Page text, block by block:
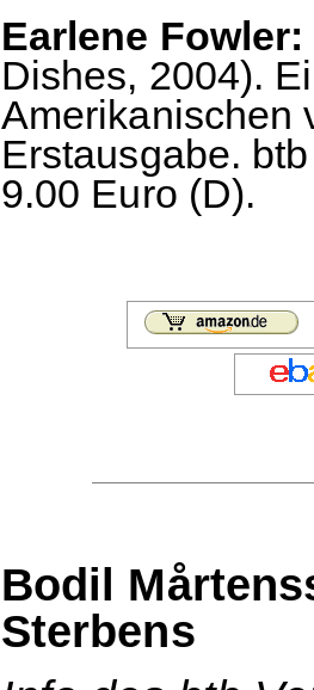
Earlene
Dishes, 2004).
Amerikanischen
Erstausgabe.
9.00 Euro (D).
Bodil
Sterbens